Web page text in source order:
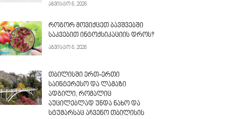
აგვისტო 6, 2026
როგორ მოვიქცეთ ბავშვებში
საკვებით ინტოქსიკაციის დროს?
აგვისტო 6, 2026
თბილისში ერთ-ერთი
საინტერესო და ლამაზი
ადგილი, რომალიც
აუცილებლად უნდა ნახო და
სტუმარსაც აჩვენო თბილისის